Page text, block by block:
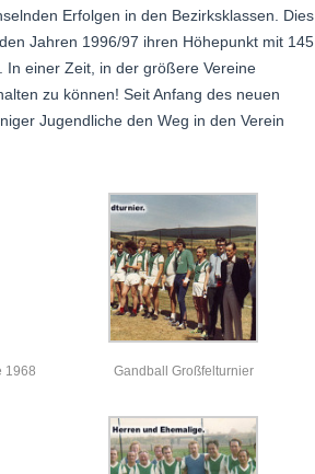
Erfolgen in den Bezirksklassen. Dies
Jahren 1996/97 ihren Höhepunkt mit 145
einer Zeit, in der größere Vereine
zu können! Seit Anfang des neuen
Jugendliche den Weg in den Verein
1968 Gandball Großfelturnier